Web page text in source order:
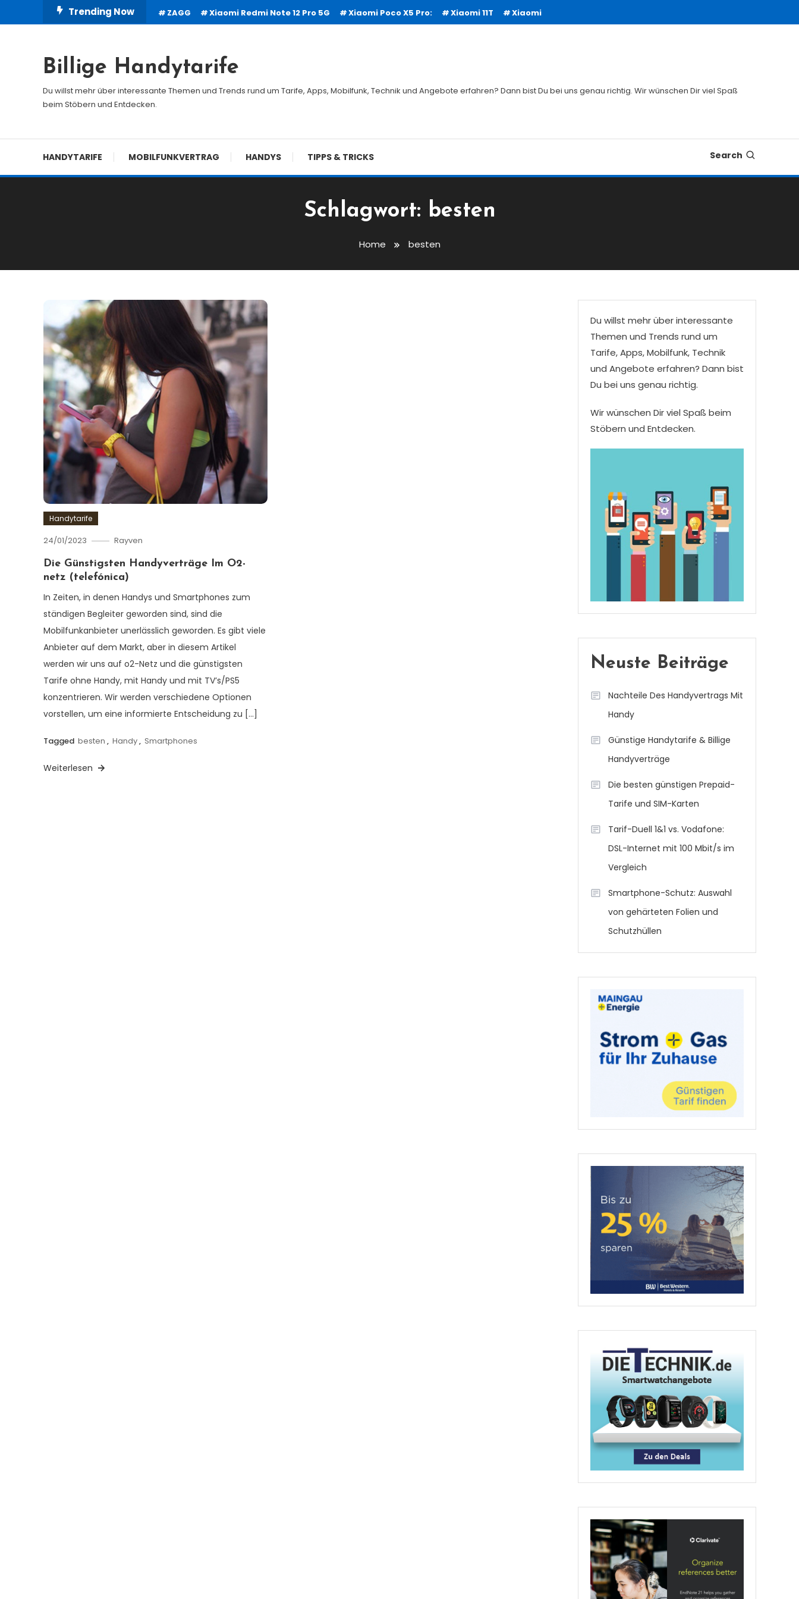
To
Trending Now ZAGG Xiaomi Redmi Note 12 Pro 5G Xiaomi Poco X5 Pro: Xiaomi 11T Xiaomi
Billige Handytarife
Du willst mehr über interessante Themen und Trends rund um Tarife, Apps, Mobilfunk, Technik und Angebote erfahren? Dann bist Du bei uns genau richtig. Wir wünschen Dir viel Spaß
beim Stöbern und Entdecken.
HANDYTARIFE MOBILFUNKVERTRAG HANDYS TIPPS & TRICKS Search
Schlagwort: besten
Home besten
Handytarife
24/01/2023 Rayven
Die Günstigsten Handyverträge Im O2-
netz (telefónica)
In Zeiten, in denen Handys und Smartphones zum
ständigen Begleiter geworden sind, sind die
Mobilfunkanbieter unerlässlich geworden. Es gibt viele
Anbieter auf dem Markt, aber in diesem Artikel
werden wir uns auf o2-Netz und die günstigsten
Tarife ohne Handy, mit Handy und mit TV’s/PS5
konzentrieren. Wir werden verschiedene Optionen
vorstellen, um eine informierte Entscheidung zu […]
Tagged besten , Handy, Smartphones
Weiterlesen
Du willst mehr über interessante
Themen und Trends rund um
Tarife, Apps, Mobilfunk, Technik
und Angebote erfahren? Dann bist
Du bei uns genau richtig.
Wir wünschen Dir viel Spaß beim
Stöbern und Entdecken.
Neuste Beiträge
Nachteile Des Handyvertrags Mit
Handy
Günstige Handytarife & Billige
Handyverträge
Die besten günstigen Prepaid-
Tarife und SIM-Karten
Tarif-Duell 1&1 vs. Vodafone:
DSL-Internet mit 100 Mbit/s im
Vergleich
Smartphone-Schutz: Auswahl
von gehärteten Folien und
Schutzhüllen